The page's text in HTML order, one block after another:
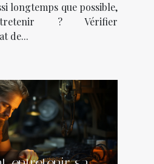
longtemps que possible,
? Vérifier
de...